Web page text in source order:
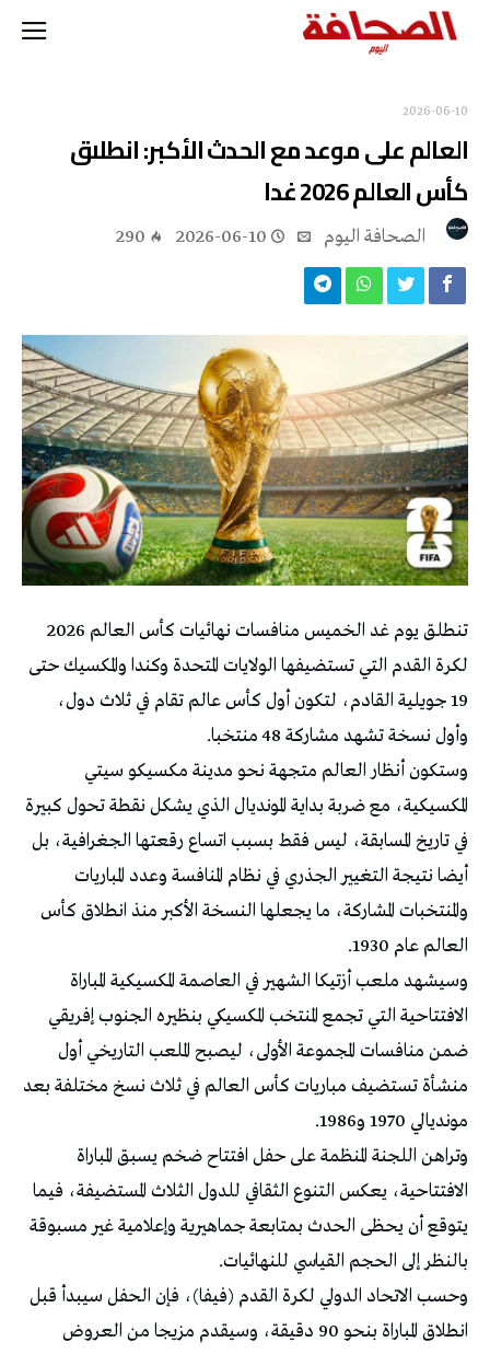
2026-06-10
العالم على موعد مع الحدث الأكبر: انطلاق
كأس العالم 2026 غدا
2026-06-10
290
تنطلق يوم غد الخميس منافسات نهائيات كأس العالم 2026
لكرة القدم التي تستضيفها الولايات المتحدة وكندا والمكسيك حتى
19 جويلية القادم، لتكون أول كأس عالم تقام في ثلاث دول،
وأول نسخة تشهد مشاركة 48 منتخبا.
وستكون أنظار العالم متجهة نحو مدينة مكسيكو سيتي
المكسيكية، مع ضربة بداية المونديال الذي يشكل نقطة تحول كبيرة
في تاريخ المسابقة، ليس فقط بسبب اتساع رقعتها الجغرافية، بل
أيضا نتيجة التغيير الجذري في نظام المنافسة وعدد المباريات
والمنتخبات المشاركة، ما يجعلها النسخة الأكبر منذ انطلاق كأس
العالم عام 1930.
وسيشهد ملعب أزتيكا الشهير في العاصمة المكسيكية المباراة
الافتتاحية التي تجمع المنتخب المكسيكي بنظيره الجنوب إفريقي
ضمن منافسات المجموعة الأولى، ليصبح الملعب التاريخي أول
منشأة تستضيف مباريات كأس العالم في ثلاث نسخ مختلفة بعد
مونديالي 1970 و1986.
وتراهن اللجنة المنظمة على حفل افتتاح ضخم يسبق المباراة
الافتتاحية، يعكس التنوع الثقافي للدول الثلاث المستضيفة، فيما
يتوقع أن يحظى الحدث بمتابعة جماهيرية وإعلامية غير مسبوقة
بالنظر إلى الحجم القياسي للنهائيات.
وحسب الاتحاد الدولي لكرة القدم (فيفا)، فإن الحفل سيبدأ قبل
انطلاق المباراة بنحو 90 دقيقة، وسيقدم مزيجا من العروض